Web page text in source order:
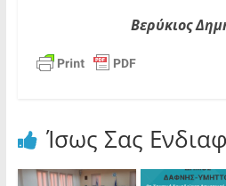
Βερύκιος
Ίσως Σας